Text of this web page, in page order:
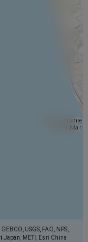
USGS, FAO, NPS,
Japan, METI, Esri China